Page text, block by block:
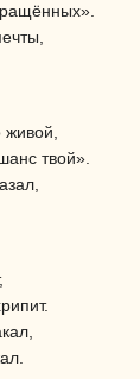
твой».